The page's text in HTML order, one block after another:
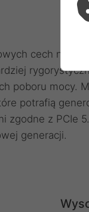
cech
poboru mocy.
potrafią
zgodne z PCIe
generacji.